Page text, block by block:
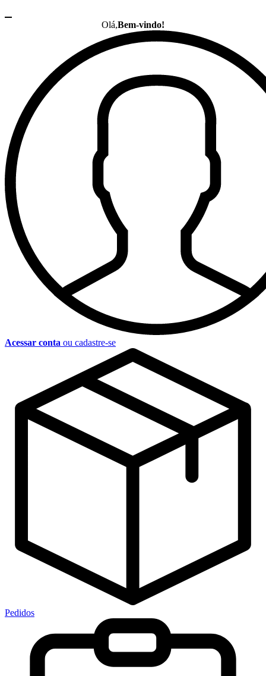
Olá,Bem-vindo!
Acessar conta ou cadastre-se
Pedidos